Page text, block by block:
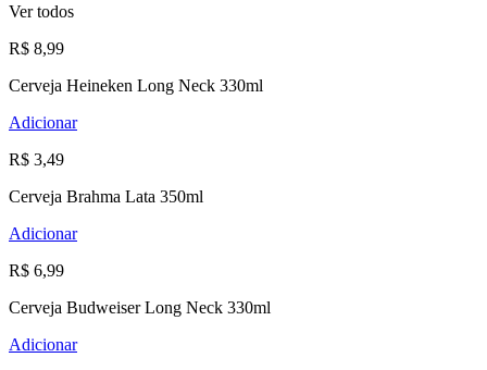
Ver todos
R$ 8,99
Cerveja Heineken Long Neck 330ml
Adicionar
R$ 3,49
Cerveja Brahma Lata 350ml
Adicionar
R$ 6,99
Cerveja Budweiser Long Neck 330ml
Adicionar